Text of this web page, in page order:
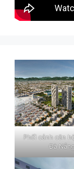
Phối cảnh căn
Đà